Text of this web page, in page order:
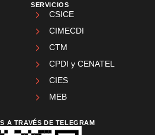
SERVICIOS
CSICE
CIMECDI
CTM
CPDI y CENATEL
CIES
MEB
A TRAVÉS DE TELEGRAM